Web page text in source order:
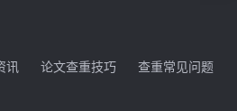
讯 论文查重技巧 查重常见问题